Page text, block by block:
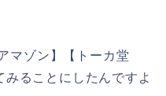
マゾン】【トーカ堂
ることにしたんですよ